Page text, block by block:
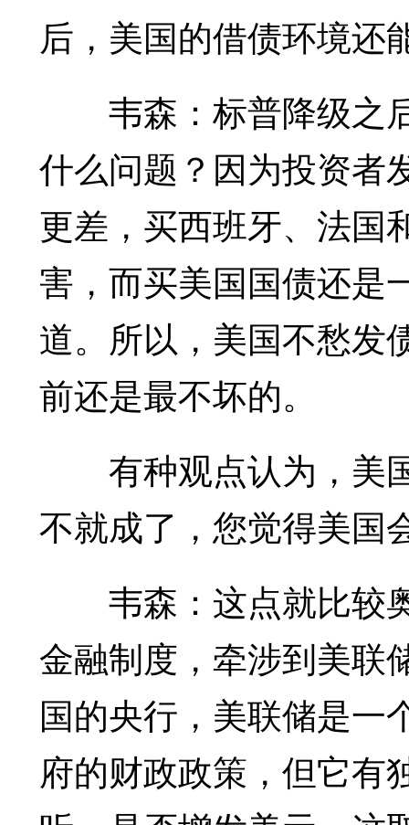
后，美国的借债环境还
韦森：标普降级之
什么问题？因为投资者
更差，买西班牙、法国
害，而买美国国债还是
道。所以，美国不愁发
前还是最不坏的。
有种观点认为，美
不就成了，您觉得美国
韦森：这点就比较
金融制度，牵涉到美联
国的央行，美联储是一
府的财政政策，但它有